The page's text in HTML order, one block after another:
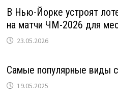
В Нью-Йорке устроят
на матчи ЧМ-2026 для
23.05.2026
Самые популярные виды
19.05.2025